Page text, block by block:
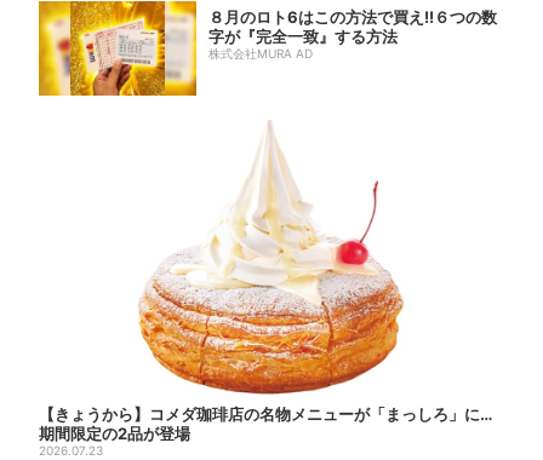
８月のロト6はこの方法で買え!!６つの数
字が『完全一致』する方法
株式会社MURA AD
【きょうから】コメダ珈琲店の名物メニューが「まっしろ」に…
期間限定の2品が登場
2026.07.23